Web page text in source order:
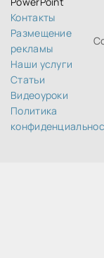
Контакты
Размещение
рекламы
Наши услуги
Статьи
Видеоуроки
Политика